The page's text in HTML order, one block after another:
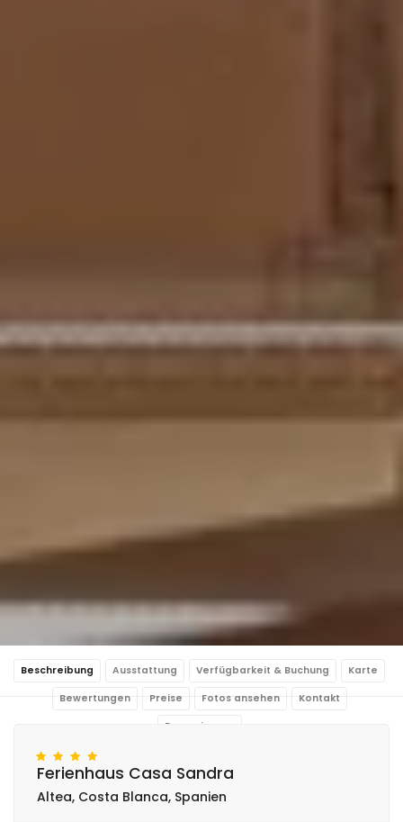
Beschreibung Ausstattung Verfügbarkeit & Buchung Karte
Bewertungen Preise Fotos ansehen Kontakt
Reservierung
Ferienhaus Casa Sandra
Altea, Costa Blanca, Spanien